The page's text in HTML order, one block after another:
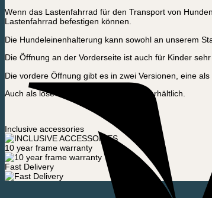
Wenn das Lastenfahrrad für den Transport von
Lastenfahrrad befestigen können.
Die Hundeleinenhalterung kann sowohl an unserem
Die Öffnung an der Vorderseite ist auch für Kinder
Die vordere Öffnung gibt es in zwei Versionen, eine
Auch als lose Teile zur Selbstmontage erhältlich.
Inclusive accessories
10 year frame warranty
Fast Delivery